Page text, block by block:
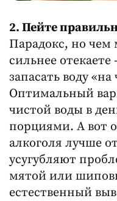
2. Пейте
Парадокс, но чем
сильнее
запасать воду
Оптимальный
чистой воды в
порциями. А вот
алкоголя лучше
усугубляют
мятой или
естественный